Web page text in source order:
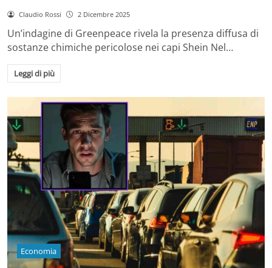
Claudio Rossi 2 Dicembre 2025
Un’indagine di Greenpeace rivela la presenza diffusa di
sostanze chimiche pericolose nei capi Shein Nel…
Leggi di più
Economia